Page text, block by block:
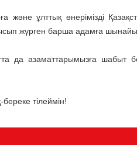
және ұлттық өнерімізді
жүрген барша адамға
да азаматтарымызға шабыт
тілеймін!